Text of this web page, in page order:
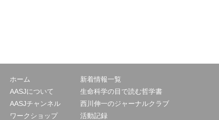
ホーム
AASJについて
AASJチャンネル
ワークショップ
新着情報一覧
生命科学の目で読む哲学書
西川伸一のジャーナルクラブ
活動記録